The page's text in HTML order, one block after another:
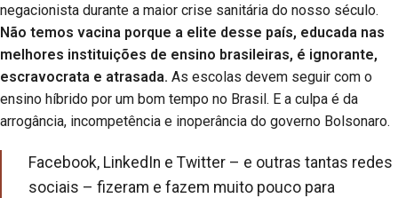
negacionista durante a maior crise sanitária do nosso século.
Não temos vacina porque a elite desse país, educada nas
melhores instituições de ensino brasileiras, é ignorante,
escravocrata e atrasada. As escolas devem seguir com o
ensino híbrido por um bom tempo no Brasil. E a culpa é da
arrogância, incompetência e inoperância do governo Bolsonaro.
Facebook, LinkedIn e Twitter – e outras tantas redes
sociais – fizeram e fazem muito pouco para